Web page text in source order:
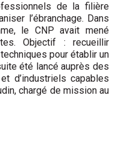
de la filière
l’ébranchage. Dans
le CNP avait mené
Objectif : recueillir
pour établir un
été lancé auprès des
d’industriels capables
chargé de mission au